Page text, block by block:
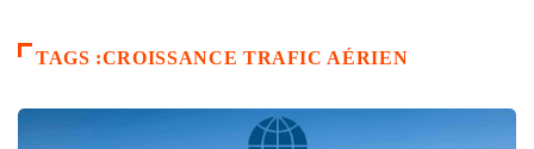
TAGS :CROISSANCE TRAFIC AÉRIEN